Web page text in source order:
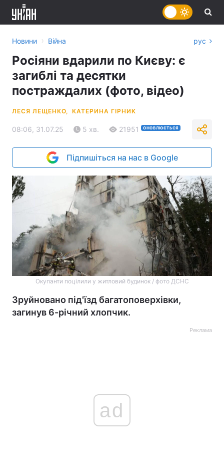
Новини › Війна рус
Росіяни вдарили по Києву: є
загиблі та десятки
постраждалих (фото, відео)
ЛЕСЯ ЛЕЩЕНКО, КАТЕРИНА ГІРНИК
08:06, 31.07.25 5 хв. 21951 ОНОВЛЮЄТЬСЯ
Підпишіться на нас в Google
Окупанти поцілили у житловий будинок / фото ДСНС
Зруйновано під'їзд багатоповерхівки,
загинув 6-річний хлопчик.
Реклама
ad